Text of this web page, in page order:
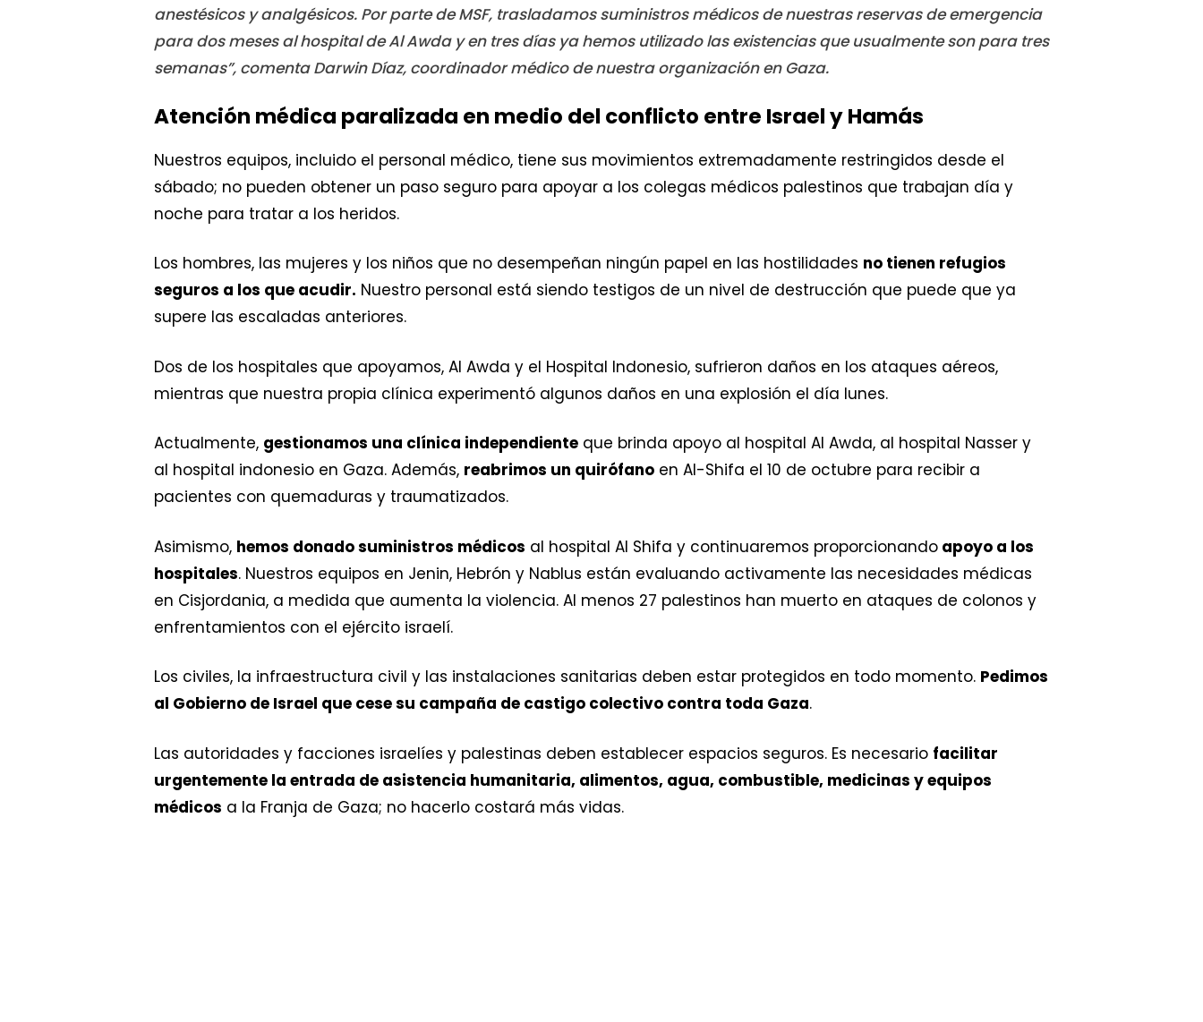
anestésicos y analgésicos. Por parte de MSF, trasladamos suministros médicos de nuestras reservas de emergencia
para dos meses al hospital de Al Awda y en tres días ya hemos utilizado las existencias que usualmente son para tres
semanas”, comenta Darwin Díaz, coordinador médico de nuestra organización en Gaza.
Atención médica paralizada en medio del conflicto entre Israel y Hamás
Nuestros equipos, incluido el personal médico, tiene sus movimientos extremadamente restringidos desde el
sábado; no pueden obtener un paso seguro para apoyar a los colegas médicos palestinos que trabajan día y
noche para tratar a los heridos.
Los hombres, las mujeres y los niños que no desempeñan ningún papel en las hostilidades no tienen refugios
seguros a los que acudir. Nuestro personal está siendo testigos de un nivel de destrucción que puede que ya
supere las escaladas anteriores.
Dos de los hospitales que apoyamos, Al Awda y el Hospital Indonesio, sufrieron daños en los ataques aéreos,
mientras que nuestra propia clínica experimentó algunos daños en una explosión el día lunes.
Actualmente, gestionamos una clínica independiente que brinda apoyo al hospital Al Awda, al hospital Nasser y
al hospital indonesio en Gaza. Además, reabrimos un quirófano en Al-Shifa el 10 de octubre para recibir a
pacientes con quemaduras y traumatizados.
Asimismo, hemos donado suministros médicos al hospital Al Shifa y continuaremos proporcionando apoyo a los
hospitales. Nuestros equipos en Jenin, Hebrón y Nablus están evaluando activamente las necesidades médicas
en Cisjordania, a medida que aumenta la violencia. Al menos 27 palestinos han muerto en ataques de colonos y
enfrentamientos con el ejército israelí.
Los civiles, la infraestructura civil y las instalaciones sanitarias deben estar protegidos en todo momento. Pedimos
al Gobierno de Israel que cese su campaña de castigo colectivo contra toda Gaza.
Las autoridades y facciones israelíes y palestinas deben establecer espacios seguros. Es necesario facilitar
urgentemente la entrada de asistencia humanitaria, alimentos, agua, combustible, medicinas y equipos
médicos a la Franja de Gaza; no hacerlo costará más vidas.